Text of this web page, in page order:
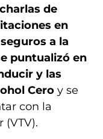
de
en
a la
puntualizó en
y las
Cero y se
con la
(VTV).